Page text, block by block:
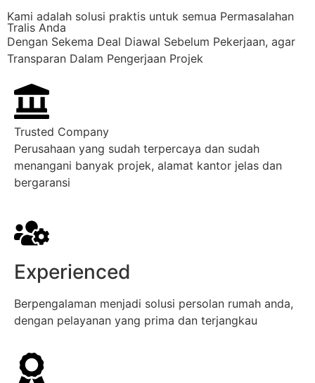
Kami adalah solusi praktis untuk semua Permasalahan
Tralis Anda
Dengan Sekema Deal Diawal Sebelum Pekerjaan, agar
Transparan Dalam Pengerjaan Projek
Trusted Company
Perusahaan yang sudah terpercaya dan sudah
menangani banyak projek, alamat kantor jelas dan
bergaransi
Experienced
Berpengalaman menjadi solusi persolan rumah anda,
dengan pelayanan yang prima dan terjangkau